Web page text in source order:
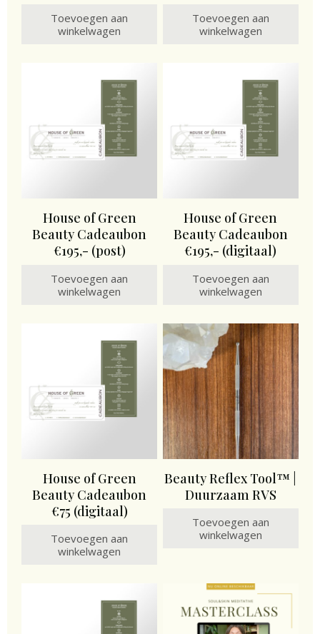
Toevoegen aan
winkelwagen
Toevoegen aan
winkelwagen
House of Green
Beauty Cadeaubon
€195,- (post)
Toevoegen aan
winkelwagen
House of Green
Beauty Cadeaubon
€195,- (digitaal)
Toevoegen aan
winkelwagen
House of Green
Beauty Cadeaubon
€75 (digitaal)
Toevoegen aan
winkelwagen
Beauty Reflex Tool™ |
Duurzaam RVS
Toevoegen aan
winkelwagen